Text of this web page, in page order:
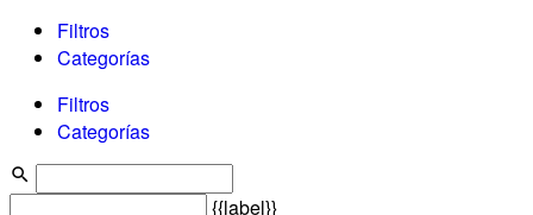
Filtros
Categorías
Filtros
Categorías
{{label}}